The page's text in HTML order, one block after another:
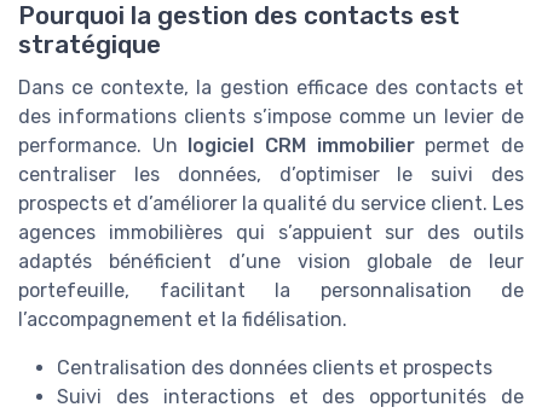
Pourquoi la gestion des contacts est
stratégique
Dans ce contexte, la gestion efficace des contacts et
des informations clients s’impose comme un levier de
performance. Un
logiciel CRM immobilierpermet de
centraliser les données, d’optimiser le suivi des
prospects et d’améliorer la qualité du service client. Les
agences immobilières qui s’appuient sur des outils
adaptés bénéficient d’une vision globale de leur
portefeuille, facilitant la personnalisation de
l’accompagnement et la fidélisation.
Centralisation des données clients et prospects
Suivi des interactions et des opportunités de